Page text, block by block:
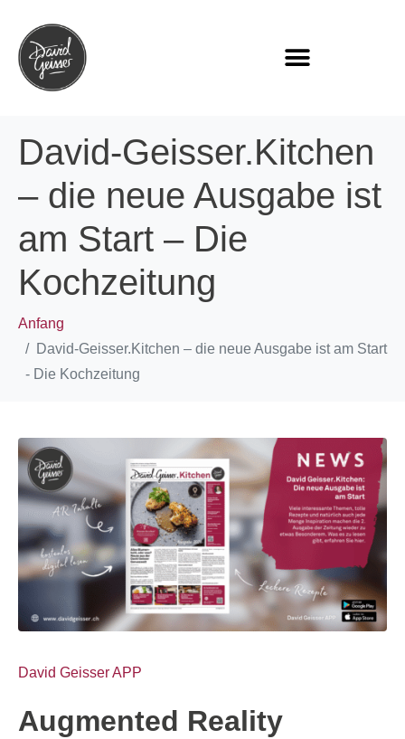
David-Geisser.Kitchen
– die neue Ausgabe ist
am Start – Die
Kochzeitung
Anfang
David-Geisser.Kitchen – die neue Ausgabe ist am Start
- Die Kochzeitung
David Geisser APP
Augmented Reality